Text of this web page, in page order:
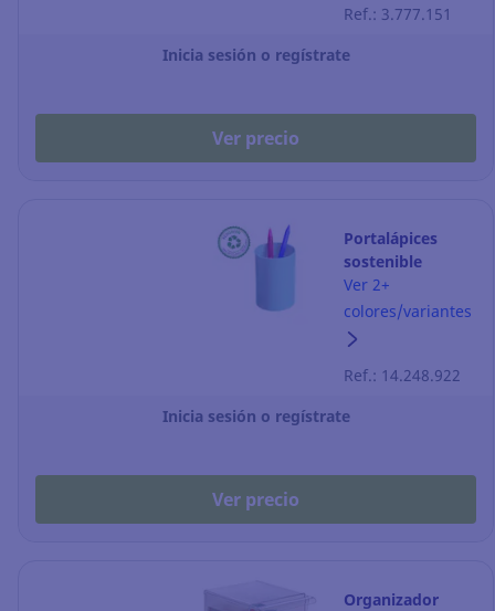
Ref.: 3.777.151
Inicia sesión o regístrate
Ver precio
Portalápices
sostenible
Archivo 2000
Ecogreen - azul
Ver 2+
colores/variantes
Ref.: 14.248.922
Inicia sesión o regístrate
Ver precio
Organizador